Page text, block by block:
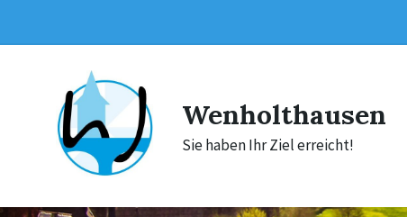
content
main
footer
Wenholthausen
Sie haben Ihr Ziel erreicht!